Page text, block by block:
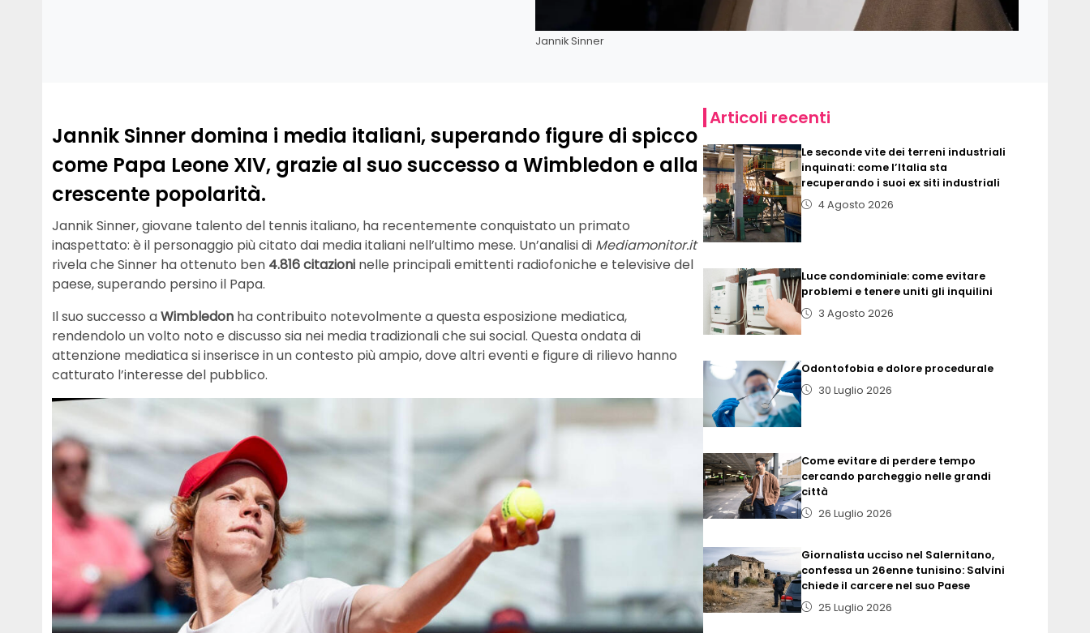
Jannik Sinner
Jannik Sinner domina i media italiani, superando figure di spicco
come Papa Leone XIV, grazie al suo successo a Wimbledon e alla
crescente popolarità.
Jannik Sinner, giovane talento del tennis italiano, ha recentemente conquistato un primato
inaspettato: è il personaggio più citato dai media italiani nell’ultimo mese. Un’analisi di Mediamonitor.it
rivela che Sinner ha ottenuto ben 4.816 citazioni nelle principali emittenti radiofoniche e televisive del
paese, superando persino il Papa.
Il suo successo aWimbledon ha contribuito notevolmente a questa esposizione mediatica,
rendendolo un volto noto e discusso sia nei media tradizionali che sui social. Questa ondata di
attenzione mediatica si inserisce in un contesto più ampio, dove altri eventi e figure di rilievo hanno
catturato l’interesse del pubblico.
Articoli recenti
Le seconde vite dei terreni industriali
inquinati: come l’Italia sta
recuperando i suoi ex siti industriali
4 Agosto 2026
Luce condominiale: come evitare
problemi e tenere uniti gli inquilini
3 Agosto 2026
Odontofobia e dolore procedurale
30 Luglio 2026
Come evitare di perdere tempo
cercando parcheggio nelle grandi
città
26 Luglio 2026
Giornalista ucciso nel Salernitano,
confessa un 26enne tunisino: Salvini
chiede il carcere nel suo Paese
25 Luglio 2026